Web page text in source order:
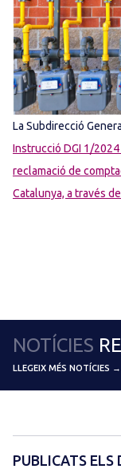
La Subdirecció
Instrucció DGI 1/
reclamació de
Catalunya, a través
NOTÍCIES
LLEGEIX MÉS NOTÍCIES →
PUBLICATS ELS